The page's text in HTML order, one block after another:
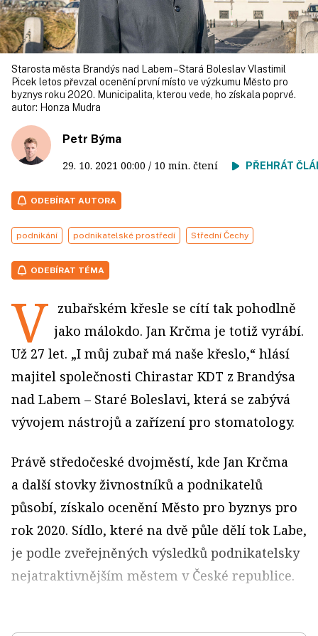
Starosta města Brandýs nad Labem – Stará Boleslav Vlastimil
Picek letos převzal ocenění první místo ve výzkumu Město pro
byznys roku 2020. Municipalita, kterou vede, ho získala poprvé.
autor: Honza Mudra
Petr Býma
29. 10. 2021 00:00 / 10 min. čtení PŘEHRÁT
ODEBÍRAT AUTORA
podnikání podnikatelské prostředí Střední Čechy
ODEBÍRAT TÉMA
V zubařském křesle se cítí tak pohodlně
jako málokdo. Jan Krčma je totiž vyrábí.
Už 27 let. „I můj zubař má naše křeslo,“ hlásí
majitel společnosti Chirastar KDT z Brandýsa
nad Labem – Staré Boleslavi, která se zabývá
vývojem nástrojů a zařízení pro stomatology.
Právě středočeské dvojměstí, kde Jan Krčma
a další stovky živnostníků a podnikatelů
působí, získalo ocenění Město pro byznys pro
rok 2020. Sídlo, které na dvě půle dělí tok Labe,
je podle zveřejněných výsledků podnikatelsky
nejatraktivnějším městem v České republice.